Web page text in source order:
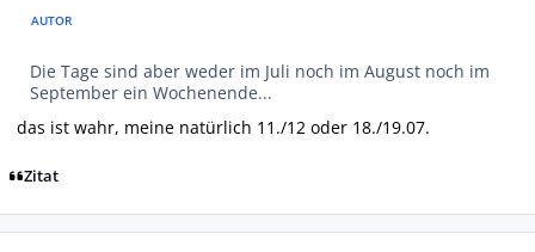
AUTOR
Die Tage sind aber weder im Juli noch im August noch im
September ein Wochenende...
das ist wahr, meine natürlich 11./12 oder 18./19.07.
Zitat